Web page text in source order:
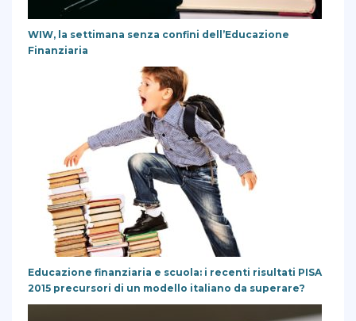
WIW, la settimana senza confini dell’Educazione
Finanziaria
Educazione finanziaria e scuola: i recenti risultati PISA
2015 precursori di un modello italiano da superare?